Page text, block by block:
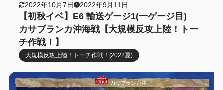
2022年10月7日 2022年9月11日
【初秋イベ】E6 輸送ゲージ1(一ゲージ目)
カサブランカ沖海戦【大規模反攻上陸！トー
チ作戦！】
大規模反攻上陸！トーチ作戦！(2022夏)